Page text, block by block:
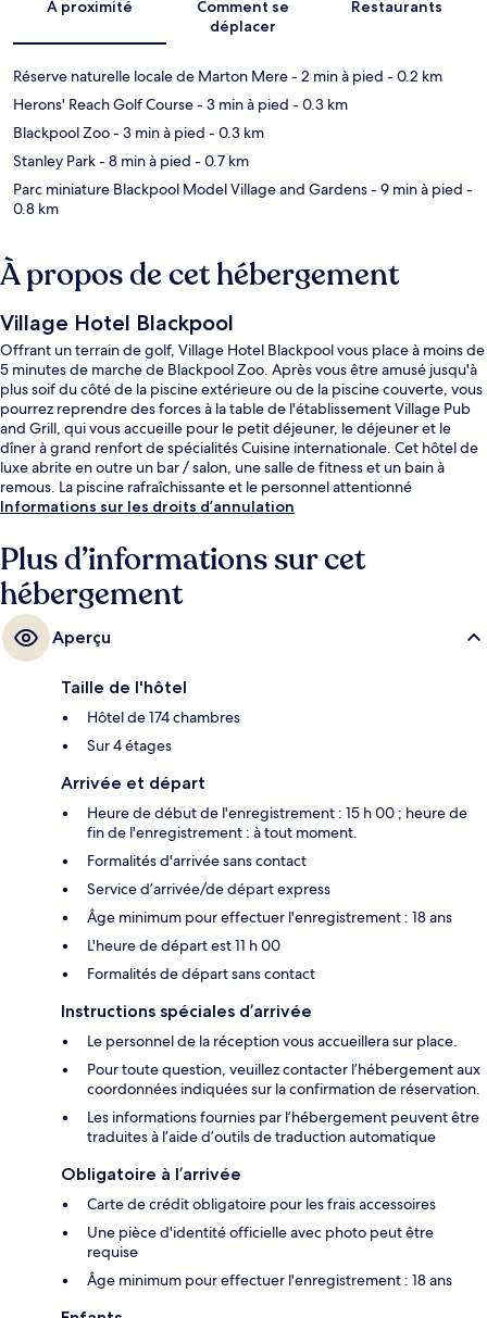
À proximité
Comment se
déplacer
Restaurants
Réserve naturelle locale de Marton Mere- 2 min à pied - 0.2 km
Herons' Reach Golf Course- 3 min à pied - 0.3 km
Blackpool Zoo- 3 min à pied - 0.3 km
Stanley Park- 8 min à pied - 0.7 km
Parc miniature Blackpool Model Village and Gardens- 9 min à pied -
0.8 km
À propos de cet hébergement
Village Hotel Blackpool
Offrant un terrain de golf, Village Hotel Blackpool vous place à moins de
5 minutes de marche de Blackpool Zoo. Après vous être amusé jusqu'à
plus soif du côté de la piscine extérieure ou de la piscine couverte, vous
pourrez reprendre des forces à la table de l'établissement Village Pub
and Grill, qui vous accueille pour le petit déjeuner, le déjeuner et le
dîner à grand renfort de spécialités Cuisine internationale. Cet hôtel de
luxe abrite en outre un bar / salon, une salle de fitness et un bain à
remous. La piscine rafraîchissante et le personnel attentionné
remportent un franc succès auprès des autres voyageurs.
Informations sur les droits d’annulation
Plus d’informations sur cet
hébergement
Aperçu
Taille de l'hôtel
Hôtel de 174 chambres
Sur 4 étages
Arrivée et départ
Heure de début de l'enregistrement : 15 h 00 ; heure de
fin de l'enregistrement : à tout moment.
Formalités d'arrivée sans contact
Service d’arrivée/de départ express
Âge minimum pour effectuer l'enregistrement : 18 ans
L'heure de départ est 11 h 00
Formalités de départ sans contact
Instructions spéciales d’arrivée
Le personnel de la réception vous accueillera sur place.
Pour toute question, veuillez contacter l’hébergement aux
coordonnées indiquées sur la confirmation de réservation.
Les informations fournies par l’hébergement peuvent être
traduites à l’aide d’outils de traduction automatique
Obligatoire à l’arrivée
Carte de crédit obligatoire pour les frais accessoires
Une pièce d'identité officielle avec photo peut être
requise
Âge minimum pour effectuer l'enregistrement : 18 ans